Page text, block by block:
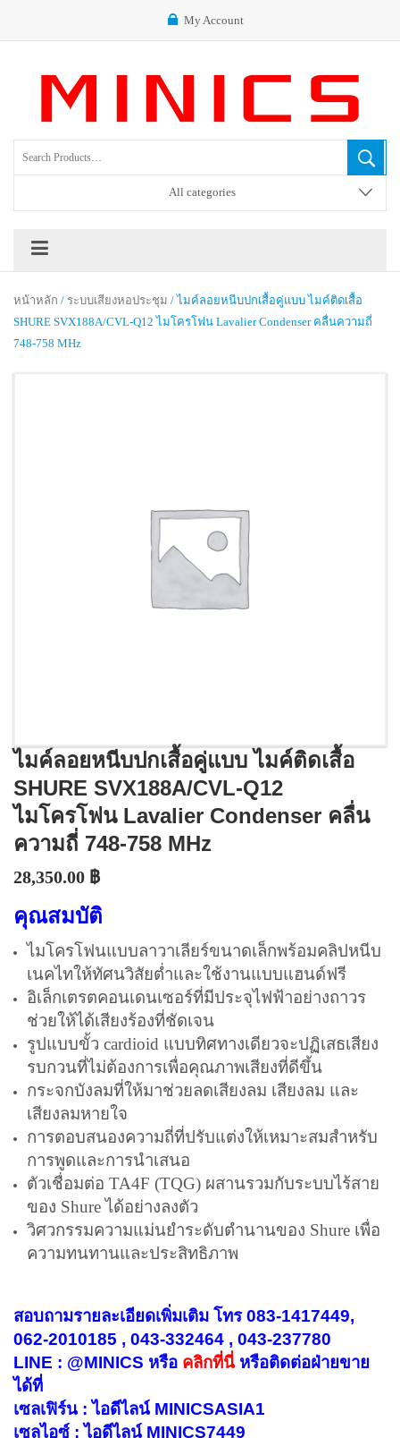
My Account
All categories
หน้าหลัก / ระบบเสียงหอประชุม / ไมค์ลอยหนีบปกเสื้อคู่แบบ ไมค์ติดเสื้อ
SHURE SVX188A/CVL-Q12 ไมโครโฟน Lavalier Condenser คลื่นความถี่
748-758 MHz
ไมค์ลอยหนีบปกเสื้อคู่แบบ ไมค์ติดเสื้อ
SHURE SVX188A/CVL-Q12
ไมโครโฟน Lavalier Condenser คลื่น
ความถี่ 748-758 MHz
28,350.00 ฿
คุณสมบัติ
ไมโครโฟนแบบลาวาเลียร์ขนาดเล็กพร้อมคลิปหนีบ
เนคไทให้ทัศนวิสัยต่ำและใช้งานแบบแฮนด์ฟรี
อิเล็กเตรตคอนเดนเซอร์ที่มีประจุไฟฟ้าอย่างถาวร
ช่วยให้ได้เสียงร้องที่ชัดเจน
รูปแบบขั้ว cardioid แบบทิศทางเดียวจะปฏิเสธเสียง
รบกวนที่ไม่ต้องการเพื่อคุณภาพเสียงที่ดีขึ้น
กระจกบังลมที่ให้มาช่วยลดเสียงลม เสียงลม และ
เสียงลมหายใจ
การตอบสนองความถี่ที่ปรับแต่งให้เหมาะสมสำหรับ
การพูดและการนำเสนอ
ตัวเชื่อมต่อ TA4F (TQG) ผสานรวมกับระบบไร้สาย
ของ Shure ได้อย่างลงตัว
วิศวกรรมความแม่นยำระดับตำนานของ Shure เพื่อ
ความทนทานและประสิทธิภาพ
สอบถามรายละเอียดเพิ่มเติม โทร 083-1417449,
062-2010185 , 043-332464 , 043-237780
LINE : @MINICS หรือ คลิกที่นี่ หรือติดต่อฝ่ายขาย
ได้ที่
เซลเฟิร์น : ไอดีไลน์ MINICSASIA1
เซลไอซ์ : ไอดีไลน์ MINICS7449